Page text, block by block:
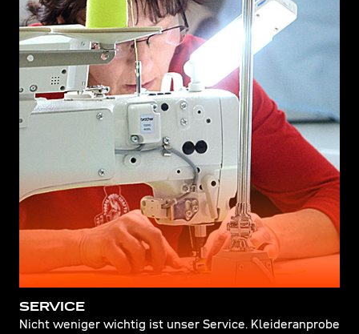
SERVICE
Nicht weniger wichtig ist unser Service. Kleideranprobe